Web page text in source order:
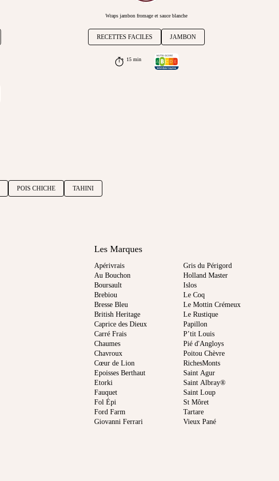
Wraps jambon fromage et sauce blanche
RECETTES FACILES JAMBON
15 min
POIS CHICHE TAHINI
Les Marques
Apérivrais
Au Bouchon
Boursault
Brebiou
Bresse Bleu
British Heritage
Caprice des Dieux
Carré Frais
Chaumes
Chavroux
Cœur de Lion
Epoisses Berthaut
Etorki
Fauquet
Fol Épi
Ford Farm
Giovanni Ferrari
Gris du Périgord
Holland Master
Islos
Le Coq
Le Mottin Crémeux
Le Rustique
Papillon
P’tit Louis
Pié d'Angloys
Poitou Chèvre
RichesMonts
Saint Agur
Saint Albray®
Saint Loup
St Môret
Tartare
Vieux Pané